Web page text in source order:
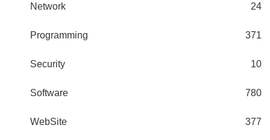
Network 24
Programming 371
Security 10
Software 780
WebSite 377